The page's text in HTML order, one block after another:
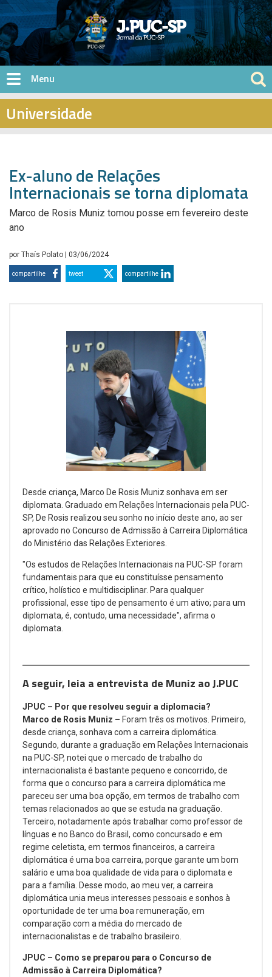
Pular para o conteúdo principal
Universidade
Ex-aluno de Relações
Internacionais se torna diplomata
Marco de Rosis Muniz tomou posse em fevereiro deste
ano
por Thaís Polato | 03/06/2024
compartilhe tweet compartilhe
Desde criança, Marco De Rosis Muniz sonhava em ser
diplomata. Graduado em Relações Internacionais pela PUC-
SP, De Rosis realizou seu sonho no início deste ano, ao ser
aprovado no Concurso de Admissão à Carreira Diplomática
do Ministério das Relações Exteriores.
"Os estudos de Relações Internacionais na PUC-SP foram
fundamentais para que eu constituísse pensamento
crítico, holístico e multidisciplinar. Para qualquer
profissional, esse tipo de pensamento é um ativo; para um
diplomata, é, contudo, uma necessidade", afirma o
diplomata.
A seguir, leia a entrevista de Muniz ao J.PUC
JPUC – Por que resolveu seguir a diplomacia?
Marco de Rosis Muniz – Foram três os motivos. Primeiro,
desde criança, sonhava com a carreira diplomática.
Segundo, durante a graduação em Relações Internacionais
na PUC-SP, notei que o mercado de trabalho do
internacionalista é bastante pequeno e concorrido, de
forma que o concurso para a carreira diplomática me
pareceu ser uma boa opção, em termos de trabalho com
temas relacionados ao que se estuda na graduação.
Terceiro, notadamente após trabalhar como professor de
línguas e no Banco do Brasil, como concursado e em
regime celetista, em termos financeiros, a carreira
diplomática é uma boa carreira, porque garante um bom
salário e uma boa qualidade de vida para o diplomata e
para a família. Desse modo, ao meu ver, a carreira
diplomática unia meus interesses pessoais e sonhos à
oportunidade de ter uma boa remuneração, em
comparação com a média do mercado de
internacionalistas e de trabalho brasileiro.
JPUC – Como se preparou para o Concurso de
Admissão à Carreira Diplomática?